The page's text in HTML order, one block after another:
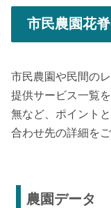
市民農園花
市民農園や民間の
提供サービス一覧
無など、ポイント
合わせ先の詳細を
農園データ